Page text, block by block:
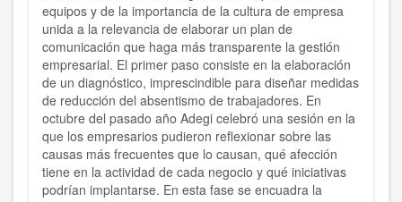
equipos y de la importancia de la cultura de empresa
unida a la relevancia de elaborar un plan de
comunicación que haga más transparente la gestión
empresarial. El primer paso consiste en la elaboración
de un diagnóstico, imprescindible para diseñar medidas
de reducción del absentismo de trabajadores. En
octubre del pasado año Adegi celebró una sesión en la
que los empresarios pudieron reflexionar sobre las
causas más frecuentes que lo causan, qué afección
tiene en la actividad de cada negocio y qué iniciativas
podrían implantarse. En esta fase se encuadra la